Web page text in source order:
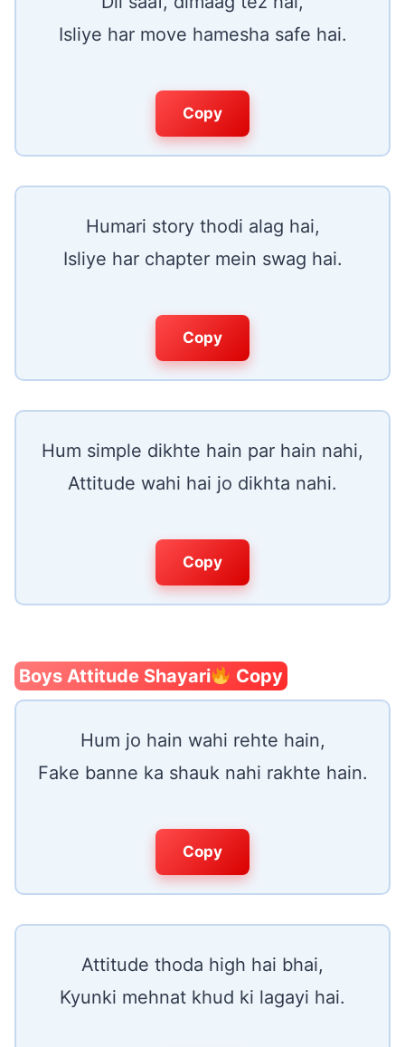
Isliye har move hamesha safe hai.
Copy
Humari story thodi alag hai,
Isliye har chapter mein swag hai.
Copy
Hum simple dikhte hain par hain nahi,
Attitude wahi hai jo dikhta nahi.
Copy
Boys Attitude Shayari Copy
Hum jo hain wahi rehte hain,
Fake banne ka shauk nahi rakhte hain.
Copy
Attitude thoda high hai bhai,
Kyunki mehnat khud ki lagayi hai.